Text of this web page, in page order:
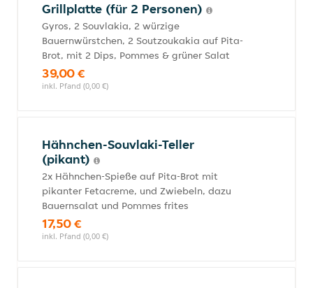
Grillplatte (für 2 Personen)
Gyros, 2 Souvlakia, 2 würzige
Bauernwürstchen, 2 Soutzoukakia auf Pita-
Brot, mit 2 Dips, Pommes & grüner Salat
39,00 €
inkl. Pfand (0,00 €)
Hähnchen-Souvlaki-Teller
(pikant)
2x Hähnchen-Spieße auf Pita-Brot mit
pikanter Fetacreme, und Zwiebeln, dazu
Bauernsalat und Pommes frites
17,50 €
inkl. Pfand (0,00 €)